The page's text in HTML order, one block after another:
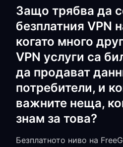
Защо трябва да
безплатния VPN
когато много
VPN услуги са
да продават
потребители, и
важните неща,
знам за това?
Безплатното ниво на